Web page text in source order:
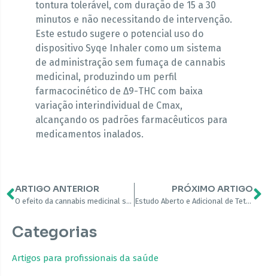
tontura tolerável, com duração de 15 a 30
minutos e não necessitando de intervenção.
Este estudo sugere o potencial uso do
dispositivo Syqe Inhaler como um sistema
de administração sem fumaça de cannabis
medicinal, produzindo um perfil
farmacocinético de Δ9-THC com baixa
variação interindividual de Cmax,
alcançando os padrões farmacêuticos para
medicamentos inalados.
ARTIGO ANTERIOR
O efeito da cannabis medicinal sobre a dor e os resultados da qualidade de vida em casos de dor crônica: um estudo prospectivo de rótulo aberto
PRÓXIMO ARTIGO
Estudo Aberto e Adicional de Tetra-Hidrocanabinol para Dor Crônica Não Maligna
Categorias
Artigos para profissionais da saúde